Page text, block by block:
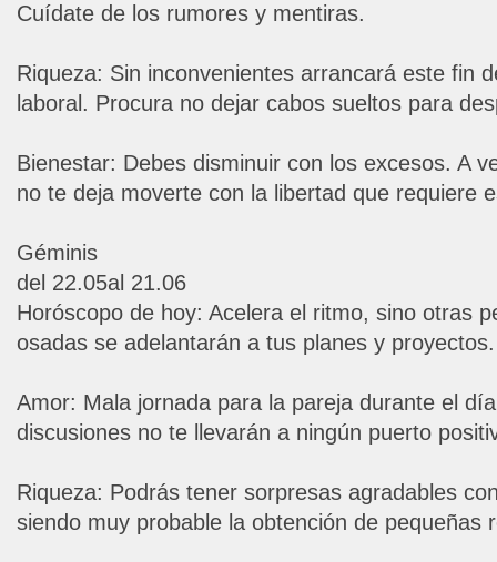
Cuídate de los rumores y mentiras.
Riqueza: Sin inconvenientes arrancará este fin
laboral. Procura no dejar cabos sueltos para
Bienestar: Debes disminuir con los excesos. A
no te deja moverte con la libertad que requiere
Géminis
del 22.05al 21.06
Horóscopo de hoy: Acelera el ritmo, sino otras
osadas se adelantarán a tus planes y
Amor: Mala jornada para la pareja durante el
discusiones no te llevarán a ningún puerto
Riqueza: Podrás tener sorpresas agradables
siendo muy probable la obtención de pequeñas